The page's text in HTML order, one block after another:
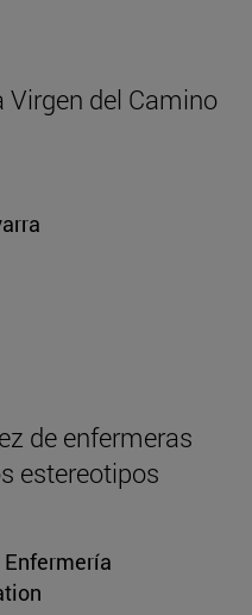
Virgen del Camino
de enfermeras
estereotipos